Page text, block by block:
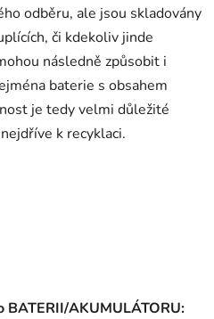
odběru, ale jsou skladovány
či kdekoliv jinde
následně způsobit i
baterie s obsahem
je tedy velmi důležité
k recyklaci.
AKUMULÁTORU: